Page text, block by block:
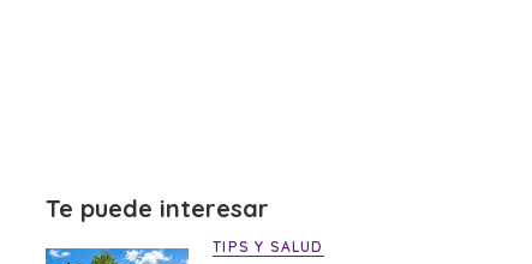
Te puede interesar
TIPS Y SALUD